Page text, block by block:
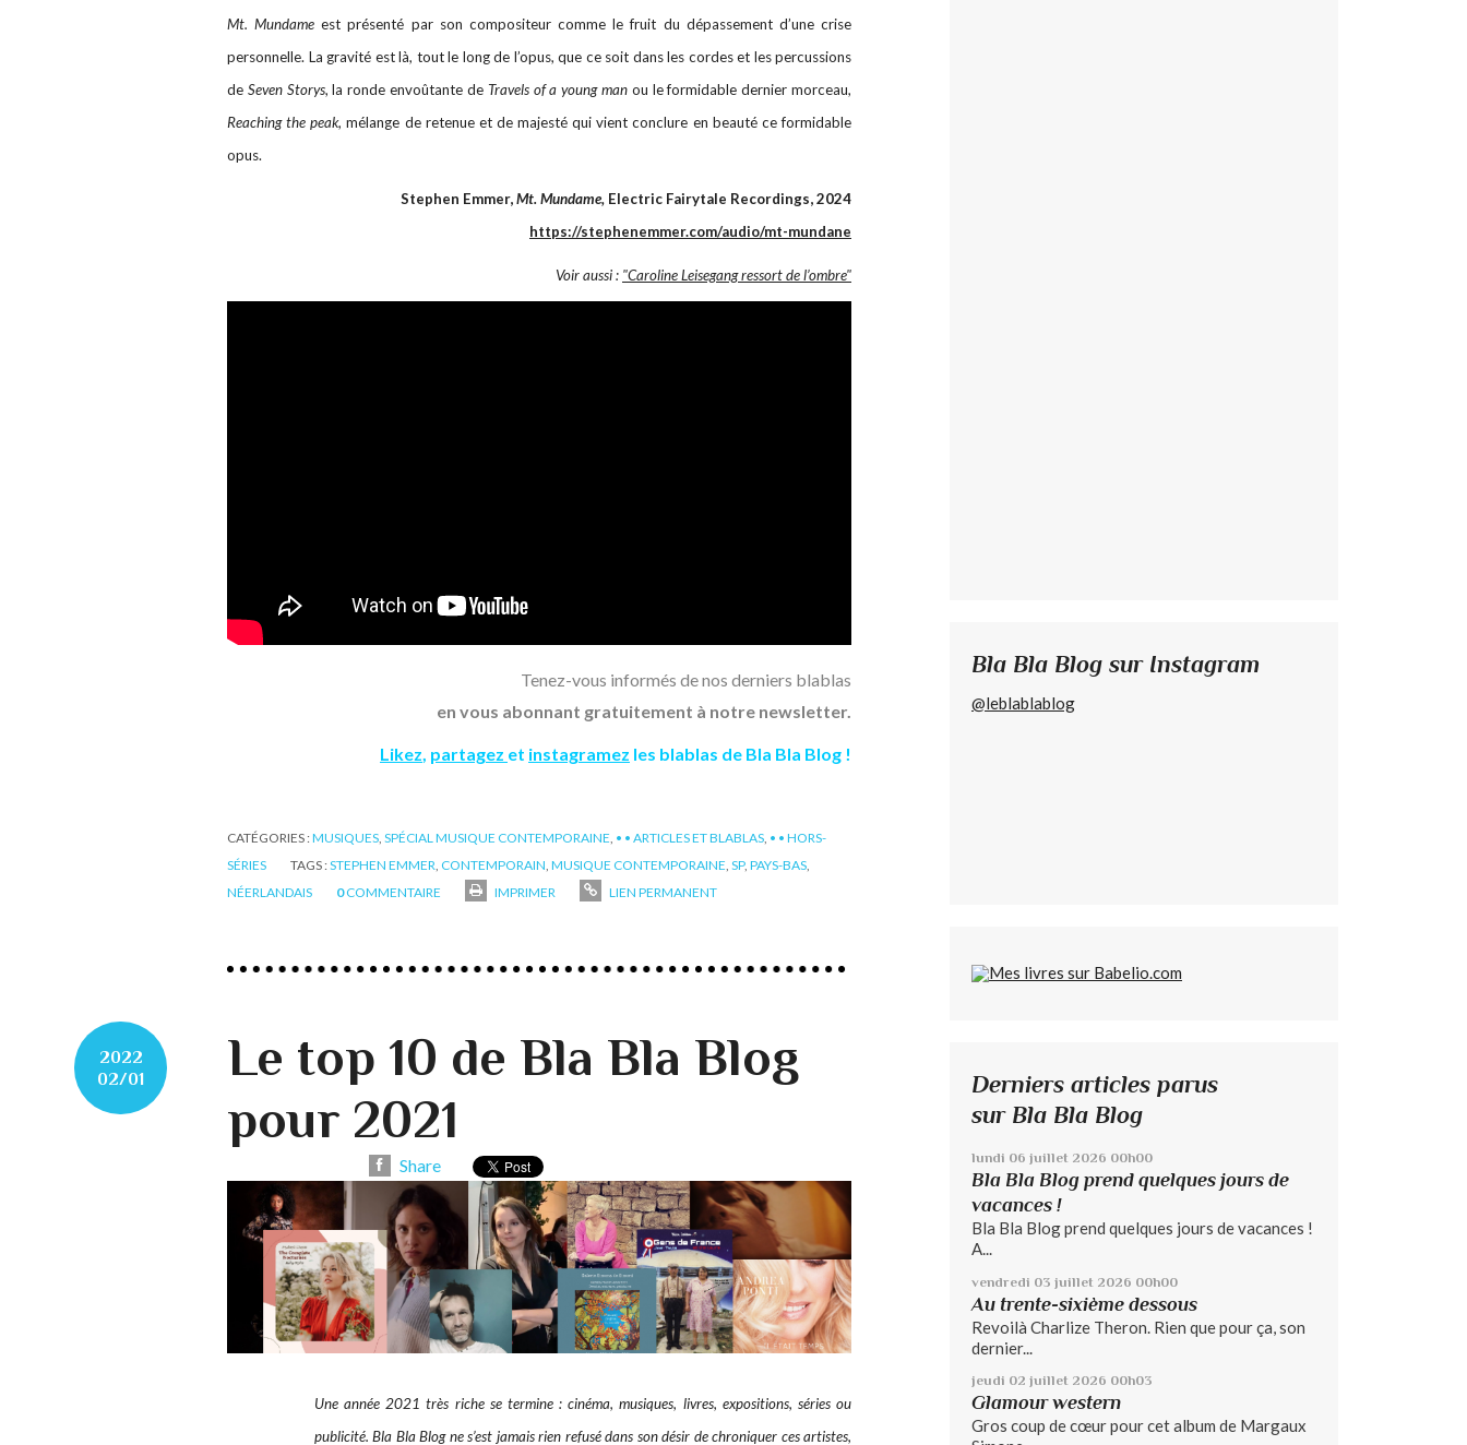
Mt. Mundameest présenté par son compositeur comme le fruit du dépassement d’une crise
personnelle. La gravité est là, tout le long de l’opus, que ce soit dans les cordes et les percussions
de Seven Storys, la ronde envoûtante de Travels of a young man ou le formidable dernier morceau,
Reaching the peak, mélange de retenue et de majesté qui vient conclure en beauté ce formidable
opus.
Stephen Emmer,Mt. Mundame, Electric Fairytale Recordings, 2024
https://stephenemmer.com/audio/mt-mundane
Voir aussi : "Caroline Leisegang ressort de l’ombre"
Tenez-vous informés de nos derniers blablas
en vous abonnant gratuitement à notre newsletter.
Likez partagez et instagramez les blablas de Bla Bla Blog !
CATÉGORIES :MUSIQUES SPÉCIAL MUSIQUE CONTEMPORAINE • • ARTICLES ET BLABLAS • • HORS-
SÉRIES
TAGS :STEPHEN EMMER CONTEMPORAIN MUSIQUE CONTEMPORAINE SP, PAYS-BAS
NÉERLANDAIS
0 COMMENTAIRE IMPRIMER LIEN PERMANENT
2022
02/01
Le top 10 de Bla Bla Blog
pour 2021
Share
Une année 2021 très riche se termine : cinéma, musiques, livres, expositions, séries ou
publicité. Bla Bla Blog ne s’est jamais rien refusé dans son désir de chroniquer ces artistes,
Bla Bla Blog sur Instagram
@leblablablog
Derniers articles parus
sur Bla Bla Blog
lundi 06 juillet 2026 00h00
Bla Bla Blog prend quelques jours de
vacances !
Bla Bla Blog prend quelques jours de vacances !
A...
vendredi 03 juillet 2026 00h00
Au trente-sixième dessous
Revoilà Charlize Theron. Rien que pour ça, son
dernier...
jeudi 02 juillet 2026 00h03
Glamour western
Gros coup de cœur pour cet album de Margaux